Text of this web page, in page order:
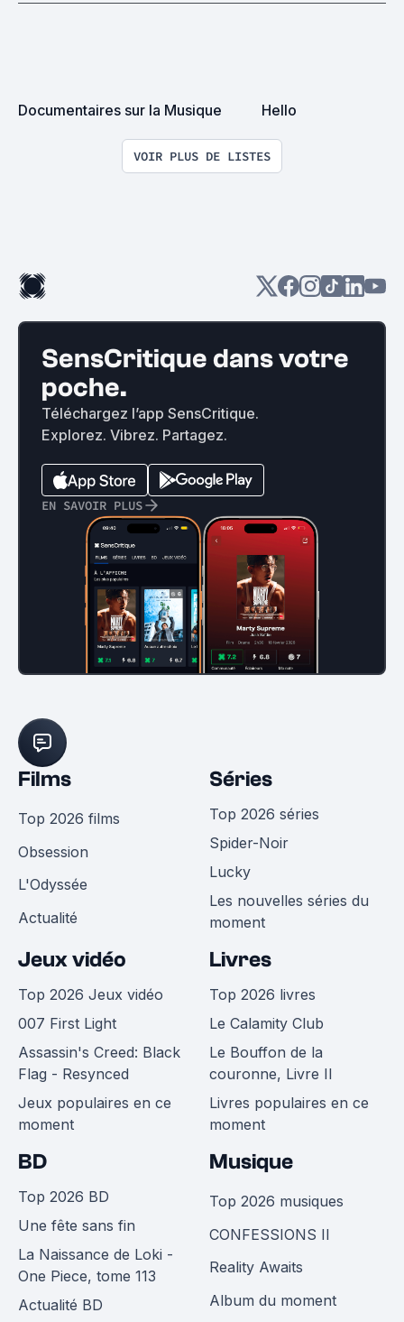
Documentaires sur la Musique Hello
VOIR PLUS DE LISTES
SensCritique dans votre
poche.
Téléchargez l’app SensCritique.
Explorez. Vibrez. Partagez.
EN SAVOIR PLUS
Films
Top 2026 films
Obsession
L'Odyssée
Actualité
Séries
Top 2026 séries
Spider-Noir
Lucky
Les nouvelles séries du
moment
Jeux vidéo
Top 2026 Jeux vidéo
007 First Light
Assassin's Creed: Black
Flag - Resynced
Jeux populaires en ce
moment
Livres
Top 2026 livres
Le Calamity Club
Le Bouffon de la
couronne, Livre II
Livres populaires en ce
moment
BD
Top 2026 BD
Une fête sans fin
La Naissance de Loki -
One Piece, tome 113
Actualité BD
Musique
Top 2026 musiques
CONFESSIONS II
Reality Awaits
Album du moment